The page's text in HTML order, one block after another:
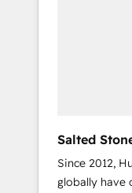
Salted
Since 2012,
globally have